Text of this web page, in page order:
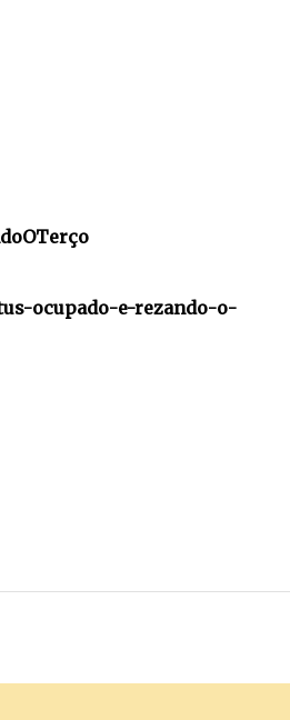
ocupado-e-rezando-o-